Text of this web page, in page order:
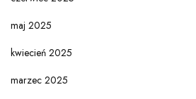
maj 2025
kwiecień 2025
marzec 2025